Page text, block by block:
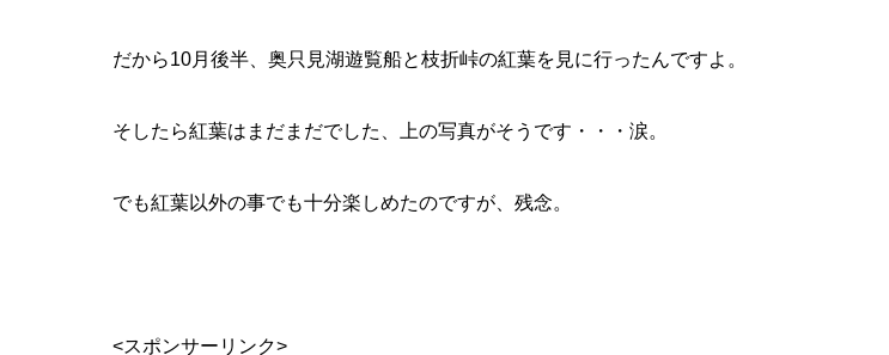
だから10月後半、奥只見湖遊覧船と枝折峠の紅葉を見に行ったんですよ。
そしたら紅葉はまだまだでした、上の写真がそうです・・・涙。
でも紅葉以外の事でも十分楽しめたのですが、残念。
<スポンサーリンク>